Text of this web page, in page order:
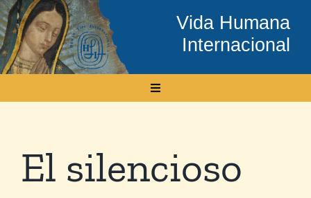
Skip
to
content
Vida Humana
Internacional
Toggle
Conócenos
El silencioso